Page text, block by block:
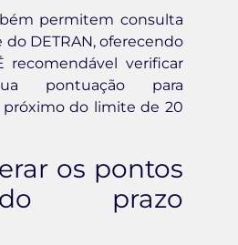
permitem consulta
DETRAN, oferecendo
recomendável verificar
pontuação para
próximo do limite de 20
os pontos
prazo